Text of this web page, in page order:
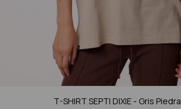
T-SHIRT SEPTI DIXIE - Gris Piedra